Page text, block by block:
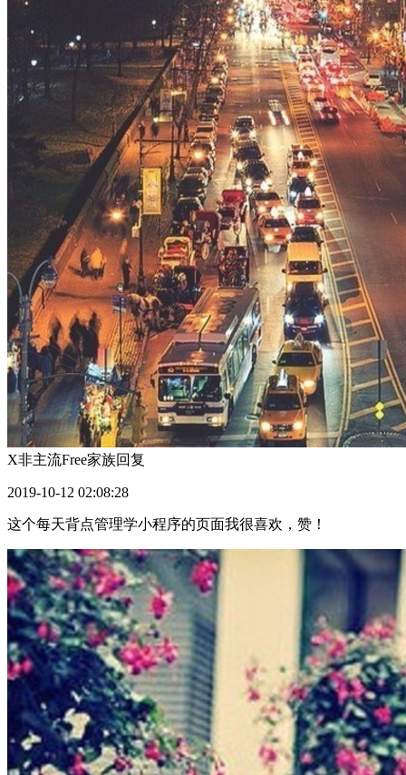
X非主流Free家族回复
2019-10-12 02:08:28
这个每天背点管理学小程序的页面我很喜欢，赞！